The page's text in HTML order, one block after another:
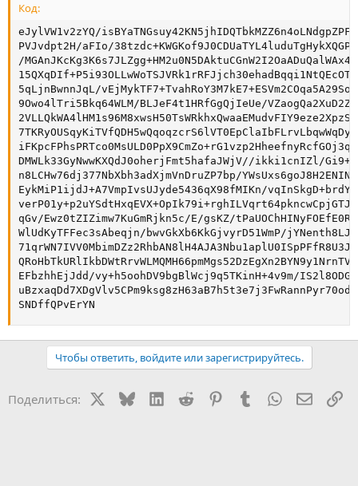
Код:
eJylVW1v2zYQ/
PVJvdpt2H/aFIo/
/
5qLjnBwnnJqL/
9Owo4lTri5Bkq64WLM/BLJeF4t1HRfGgQjIeUe/
DMWLk33GyNwwKXQdJ0oherjFmt5hafaJWjV//ikki1cnIZl/
n8LCHw76dj377NbXbh3adXjmVnDruZP7bp/
EykMiP1ijdJ+A7VmpIvsUJyde5436qX98fMIKn/
qGv/Ewz0tZIZimw7KuGmRjkn5c/E/gsKZ/
WlUdKyTFFec3sAbeqjn/bwvGkXb6KkGjvyrD51WmP/
EFbzhhEjJdd/vy+h5oohDV9bgBlWcj9q5TKinH+4v9m/
SNDffQPvErYN
Чтобы ответить, войдите или зарегистрируйтесь.
Поделиться: BlueskyLinkedIn
Reddit PinterestTumblr WhatsApp